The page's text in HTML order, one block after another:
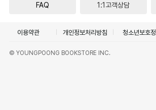
FAQ 1:1고객상담
이용약관 개인정보처리방침 청소년보호
© YOUNGPOONG BOOKSTORE INC.